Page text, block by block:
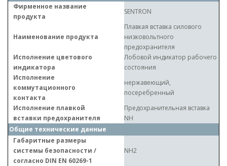
Фирменное название
продукта
SENTRON
Наименование продукта
Плавкая вставка силового
низковольтного
предохранителя
Исполнение цветового
индикатора
Лобовой индикатор рабочего
состояния
Исполнение
коммутационного
контакта
нержавеющий,
посеребренный
Исполнение плавкой
вставки предохранителя
Предохранительная вставка
NH
Общие технические данные
Габаритные размеры
системы безопасности /
согласно DIN EN 60269-1
NH2